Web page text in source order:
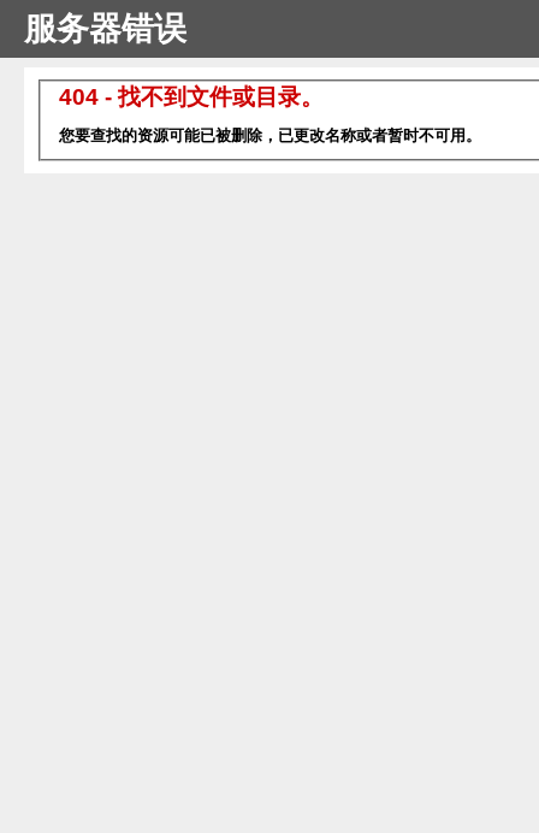
服务器错误
404 - 找不到文件或目录。
您要查找的资源可能已被删除，已更改名称或者暂时不可用。